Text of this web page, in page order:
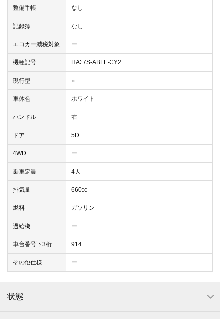
整備手帳 なし
記録簿 なし
エコカー減税対象 ー
機種記号 HA37S-ABLE-CY2
現行型 ○
車体色 ホワイト
ハンドル 右
ドア 5D
4WD ー
乗車定員 4人
排気量 660cc
燃料 ガソリン
過給機 ー
車台番号下3桁 914
その他仕様 ー
状態